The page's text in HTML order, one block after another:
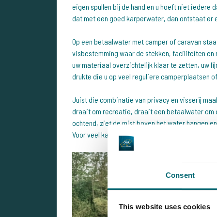
Consent
This website uses cookies
eigen spullen bij de hand en u hoeft niet iedere
dat met een goed karperwater, dan ontstaat
Op een betaalwater met camper of caravan
visbestemming waar de stekken, faciliteiten
uw materiaal overzichtelijk klaar te zetten, uw
drukte die u op veel reguliere camperplaatsen
Juist die combinatie van privacy en visserij
draait om recreatie, draait een betaalwater om
ochtend, ziet de mist boven het water hangen
Voor veel karpervissers is dat precies waar